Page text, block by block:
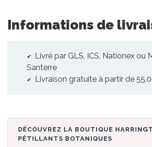
Informations de
Livré par GLS, ICS, Nationex ou
Santerre
Livraison gratuite à partir de
DÉCOUVREZ LA BOUTIQUE HARRINGTON
PÉTILLANTS BOTANIQUES